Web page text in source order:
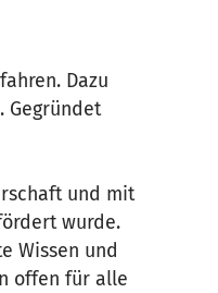
Dazu
Gegründet
und mit
wurde.
Wissen und
offen für alle